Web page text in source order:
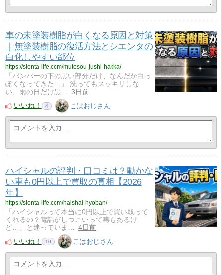
車の未塗装樹脂が白くなる原因と対策
｜無塗装樹脂の復活方法とシエンタの
白化しやすい部位
https://sienta-life.com/mutosou-jushi-hakka/
「バンパーの下の黒い部分だけ、なんだか白っ
ぽくなってきた…」 洗ってもスッキリしな
い、雨の日だけ黒…
3日前
いいね！
4 こはおじさん
ハイシャルの評判・口コミは？動かな
い車も0円以上で買取の真相【2026
年】
https://sienta-life.com/haishal-hyoban/
「ハイシャルって本当に0円以上で買い取って
くれるの？電話がしつこいって噂もあるけ
ど…」と迷っていま…
4日前
いいね！
10 こはおじさん